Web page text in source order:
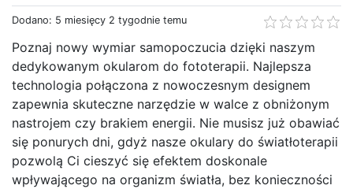
Dodano: 5 miesięcy 2 tygodnie temu
Poznaj nowy wymiar samopoczucia dzięki naszym
dedykowanym okularom do fototerapii. Najlepsza
technologia połączona z nowoczesnym designem
zapewnia skuteczne narzędzie w walce z obniżonym
nastrojem czy brakiem energii. Nie musisz już obawiać
się ponurych dni, gdyż nasze okulary do światłoterapii
pozwolą Ci cieszyć się efektem doskonale
wpływającego na organizm światła, bez konieczności